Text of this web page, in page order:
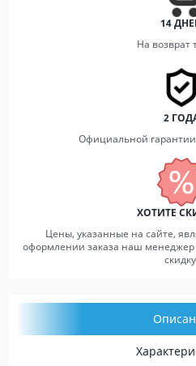
14
На возврат
2
Официальной гарантии
ХОТИТЕ
Цены, указанные на сайте,
оформлении заказа наш